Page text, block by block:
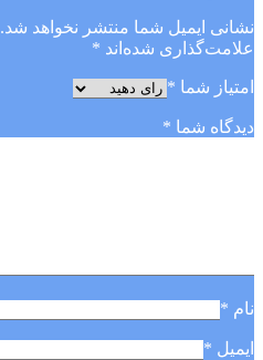
نشانی ایمیل شما منتشر نخواهد شد.
علامت‌گذاری شده‌اند *
امتیاز شما *
دیدگاه شما *
نام *
ایمیل *